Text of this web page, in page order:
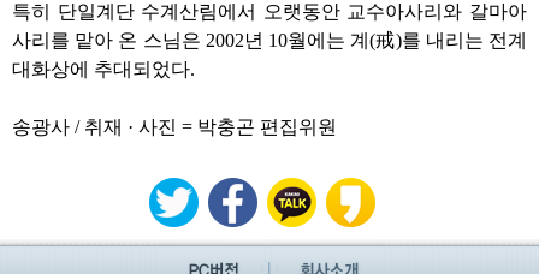
특히 단일계단 수계산림에서 오랫동안 교수아사리와 갈마아
사리를 맡아 온 스님은 2002년 10월에는 계(戒)를 내리는 전계
대화상에 추대되었다.
송광사 / 취재 · 사진 = 박충곤 편집위원